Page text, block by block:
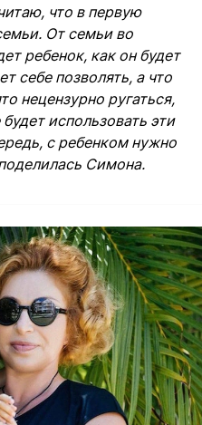
что в первую
От семьи во
ребенок, как он будет
себе позволять, а что
нецензурно ругаться,
использовать эти
с ребенком нужно
Симона.